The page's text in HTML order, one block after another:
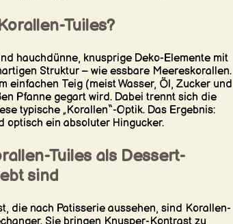
Tuiles?
hauchdünne, knusprige Deko-Elemente mit
Struktur – wie essbare Meereskorallen.
einfachen Teig (meist Wasser, Öl, Zucker und
Pfanne gegart wird. Dabei trennt sich die
typische „Korallen“-Optik. Das Ergebnis:
optisch ein absoluter Hingucker.
Tuiles als Dessert-
sind
die nach Patisserie aussehen, sind Korallen-